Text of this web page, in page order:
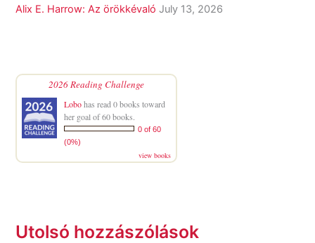
Alix E. Harrow: Az örökkévaló July 13, 2026
2026 Reading Challenge
Lobohas read 0 books toward
her goal of 60 books.
0 of 60
(0%)
view books
Utolsó hozzászólások